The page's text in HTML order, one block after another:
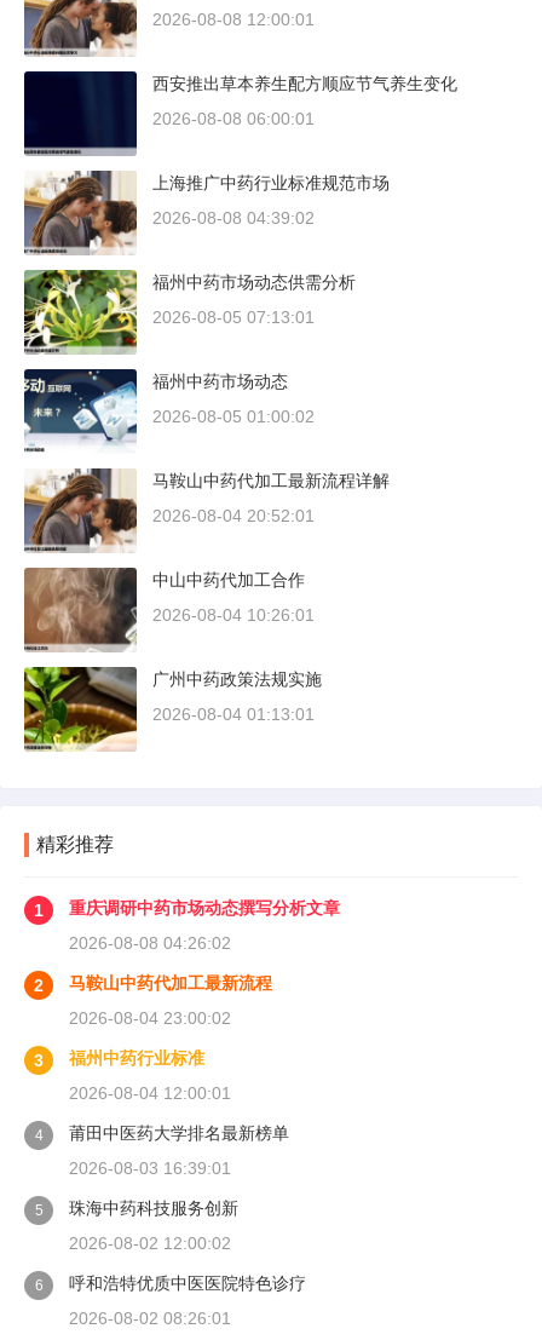
2026-08-08 12:00:01
西安推出草本养生配方顺应节气养生变化
2026-08-08 06:00:01
上海推广中药行业标准规范市场
2026-08-08 04:39:02
福州中药市场动态供需分析
2026-08-05 07:13:01
福州中药市场动态
2026-08-05 01:00:02
马鞍山中药代加工最新流程详解
2026-08-04 20:52:01
中山中药代加工合作
2026-08-04 10:26:01
广州中药政策法规实施
2026-08-04 01:13:01
精彩推荐
1
重庆调研中药市场动态撰写分析文章
2026-08-08 04:26:02
2
马鞍山中药代加工最新流程
2026-08-04 23:00:02
3
福州中药行业标准
2026-08-04 12:00:01
4
莆田中医药大学排名最新榜单
2026-08-03 16:39:01
5
珠海中药科技服务创新
2026-08-02 12:00:02
6
呼和浩特优质中医医院特色诊疗
2026-08-02 08:26:01